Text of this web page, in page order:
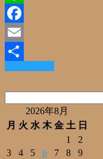
Line
Facebook
Email
共
有
2026年8月
月 火 水 木 金 土 日
1
2
3
4 5 6 7 8
9